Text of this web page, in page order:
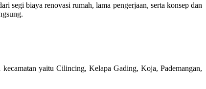
segi biaya renovasi rumah, lama pengerjaan, serta konsep dan
kecamatan yaitu Cilincing, Kelapa Gading, Koja, Pademangan,